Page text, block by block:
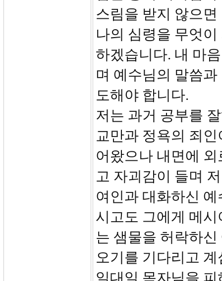
스림을 받지 않으
나의 심령을 무엇
하겠습니다. 내 마
며 예수님의 말씀
도해야 합니다.
저는 과거 공부를
교만과 정욕의 죄
어왔으나 내면에
고 자괴감이 들며
여인과 대화하신
시고도 그에게 메
는 샘물을 허락하
오기를 기다리고
일대일 목자님을